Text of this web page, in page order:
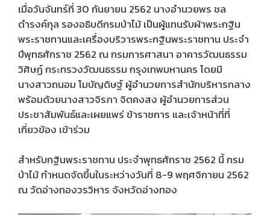
เมื่อวันจันทร์ที่ 30 กันยายน 2562 นางอำนวยพร ชล
ดำรงค์กุล รองอธิบดีกรมป่าไม้ เป็นผู้แทนรับผ้าพระกฐิน
พระราชทานและเครื่องบริวารพระกฐินพระราชทาน ประจำ
ปีพุทธศักราช 2562 ณ กรมการศาสนา อาคารวัฒนธรรม
วิศิษฏ์ กระทรวงวัฒนธรรม กรุงเทพมหานคร โดยมี
นางสาวถนอม โมบัญดิษฐ์ ผู้อำนวยการสำนักบริหารกลาง
พร้อมด้วยนางสาวจิรภา จิตคงสง ผู้อำนวยการส่วน
ประชาสัมพันธ์และเผยแพร่ ข้าราชการ และเจ้าหน้าที่ที่
เกี่ยวข้อง เข้าร่วม
สำหรับกฐินพระราชทาน ประจำพุทธศักราช 2562 นี้ กรม
ป่าไม้ กำหนดจัดขึ้นในระหว่างวันที่ 8-9 พฤศจิกายน 2562
ณ วัดอ่างทองวรวิหาร จังหวัดอ่างทอง